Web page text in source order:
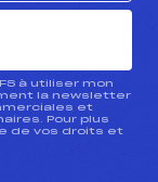
à utiliser mon
la newsletter
et
Pour plus
de vos droits et